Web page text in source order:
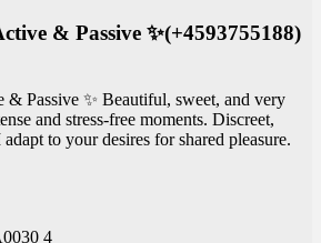
& Passive ✨(+4593755188)
& Passive ✨ Beautiful, sweet, and very
and stress-free moments. Discreet,
to your desires for shared pleasure.